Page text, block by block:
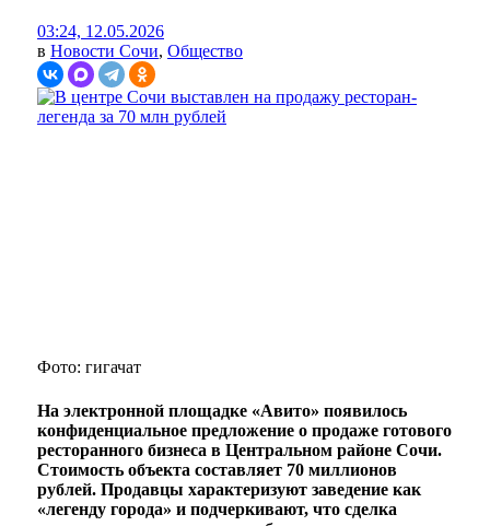
03:24, 12.05.2026
в Новости Сочи, Общество
Фото: гигачат
На электронной площадке «Авито» появилось
конфиденциальное предложение о продаже готового
ресторанного бизнеса в Центральном районе Сочи.
Стоимость объекта составляет 70 миллионов
рублей. Продавцы характеризуют заведение как
«легенду города» и подчеркивают, что сделка